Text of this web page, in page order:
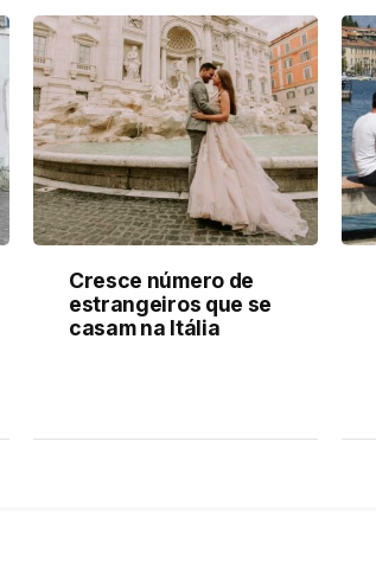
Cresce número de
estrangeiros que se
casam na Itália